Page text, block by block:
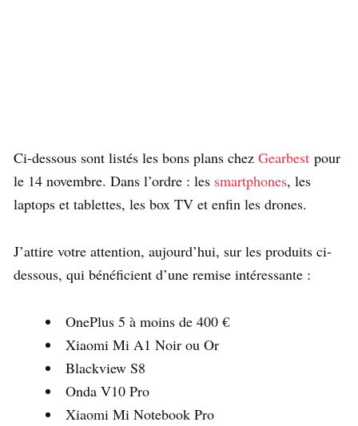
Ci-dessous sont listés les bons plans chez Gearbest pour
le 14 novembre. Dans l’ordre : les smartphones, les
laptops et tablettes, les box TV et enfin les drones.
J’attire votre attention, aujourd’hui, sur les produits ci-
dessous, qui bénéficient d’une remise intéressante :
OnePlus 5 à moins de 400 €
Xiaomi Mi A1 Noir ou Or
Blackview S8
Onda V10 Pro
Xiaomi Mi Notebook Pro